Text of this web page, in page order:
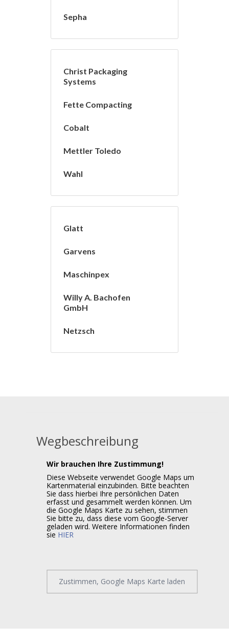
Sepha
Christ Packaging
Systems
Fette Compacting
Cobalt
Mettler Toledo
Wahl
Glatt
Garvens
Maschinpex
Willy A. Bachofen
GmbH
Netzsch
Wegbeschreibung
Wir brauchen Ihre Zustimmung!
Diese Webseite verwendet Google Maps um
Kartenmaterial einzubinden. Bitte beachten
Sie dass hierbei Ihre persönlichen Daten
erfasst und gesammelt werden können. Um
die Google Maps Karte zu sehen, stimmen
Sie bitte zu, dass diese vom Google-Server
geladen wird. Weitere Informationen finden
sie HIER
Zustimmen, Google Maps Karte laden